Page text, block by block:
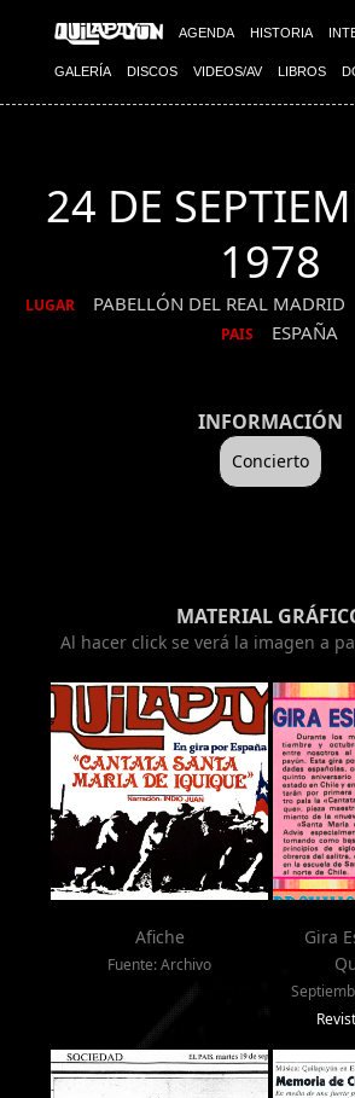
AGENDA HISTORIA
GALERÍA DISCOS VIDEOS/AV LIBROS
24 DE
1978
LUGAR PABELLÓN DEL REAL MADRID
PAIS ESPAÑA
INFORMACIÓN
Concierto
MATERIAL
Al hacer click se verá la imagen a
Afiche
Fuente: Archivo
Gira